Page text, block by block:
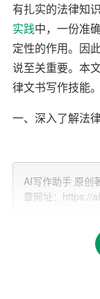
有扎实的法律知
实践中，一份准
定性的作用。因
说至关重要。本
律文书写作技能。
一、深入了解法
它具有以下特点
辑性。要写好法
写作过程中严格遵
二、扎实的法律
AI写作助手 原创
章网址：https://